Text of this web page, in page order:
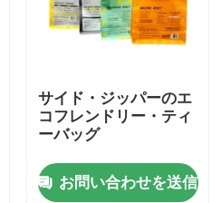
サイド・ジッパーのエ
コフレンドリー・ティ
ーバッグ
お問い合わせを送信